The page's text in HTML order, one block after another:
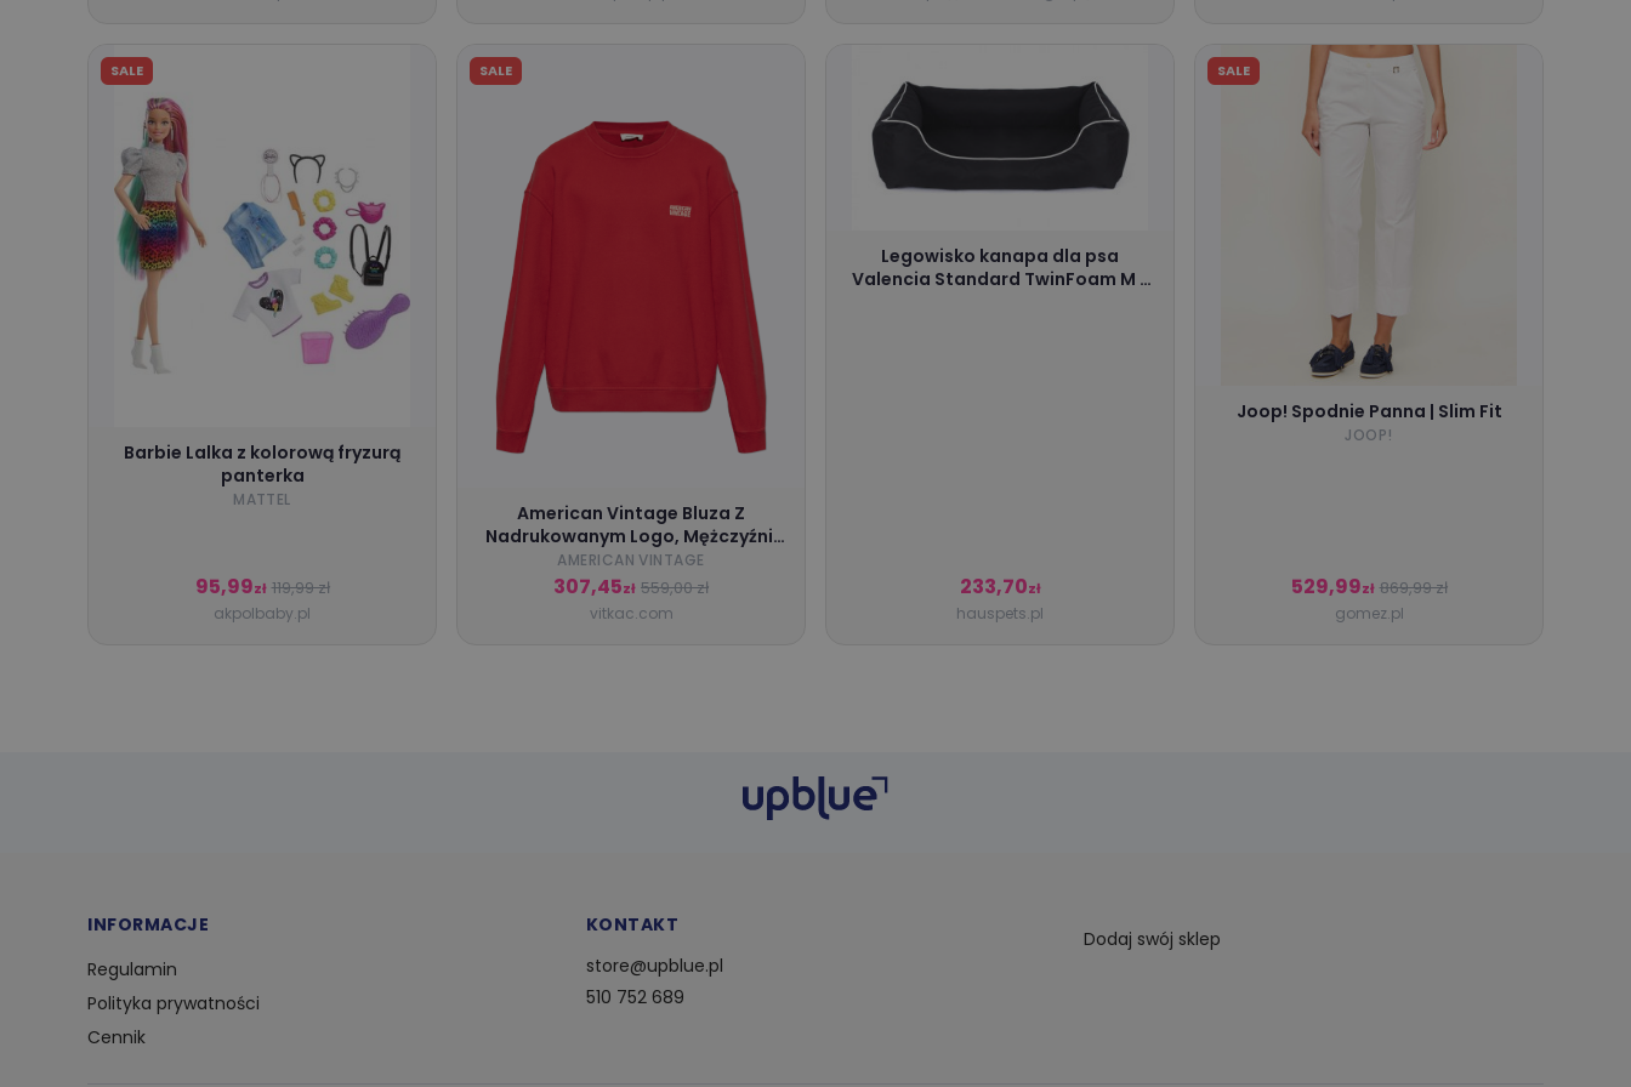
SALE
Barbie Lalka z kolorową fryzurą
panterka
MATTEL
95,99zł 119,99 zł
akpolbaby.pl
SALE
American Vintage Bluza Z
Nadrukowanym Logo, Mężczyźni,
Czerwony
AMERICAN VINTAGE
307,45zł 559,00 zł
vitkac.com
Legowisko kanapa dla psa
Valencia Standard TwinFoam M -
233,70zł
hauspets.pl
SALE
Joop! Spodnie Panna | Slim Fit
JOOP!
529,99zł 869,99 zł
gomez.pl
INFORMACJE
Regulamin
Polityka prywatności
Cennik
KONTAKT
store@upblue.pl
510 752 689
Dodaj swój sklep